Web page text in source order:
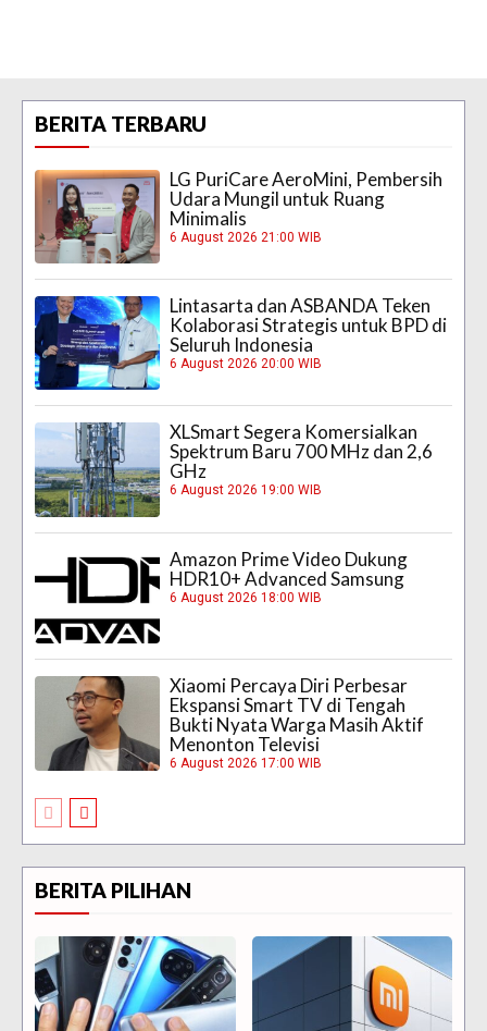
BERITA TERBARU
LG PuriCare AeroMini, Pembersih
Udara Mungil untuk Ruang
Minimalis
6 August 2026 21:00 WIB
Lintasarta dan ASBANDA Teken
Kolaborasi Strategis untuk BPD di
Seluruh Indonesia
6 August 2026 20:00 WIB
XLSmart Segera Komersialkan
Spektrum Baru 700 MHz dan 2,6
GHz
6 August 2026 19:00 WIB
Amazon Prime Video Dukung
HDR10+ Advanced Samsung
6 August 2026 18:00 WIB
Xiaomi Percaya Diri Perbesar
Ekspansi Smart TV di Tengah
Bukti Nyata Warga Masih Aktif
Menonton Televisi
6 August 2026 17:00 WIB
BERITA PILIHAN